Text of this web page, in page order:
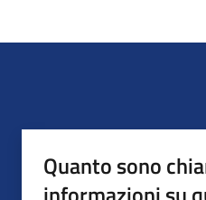
Quanto sono